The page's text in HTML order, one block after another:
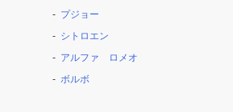
プジョー
シトロエン
アルファ ロメオ
ボルボ